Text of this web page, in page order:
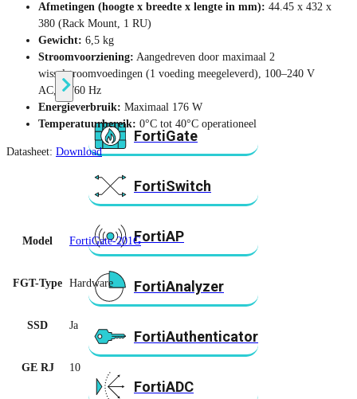
Security
Fabric
Producten
FortiGate
FortiSwitch
FortiAP
FortiAnalyzer
FortiAuthenticator
FortiADC
Afmetingen (hoogte x breedte x lengte in mm): 44.45 x 432 x
380 (Rack Mount, 1 RU)
Gewicht: 6,5 kg
Stroomvoorziening: Aangedreven door maximaal 2
wisselstroomvoedingen (1 voeding meegeleverd), 100–240 V
AC, 50/60 Hz
Energieverbruik: Maximaal 176 W
Temperatuurbereik: 0°C tot 40°C operationeel
Datasheet: Download
Model FortiGate-201G
FGT-Type Hardware
SSD Ja
GE RJ 10